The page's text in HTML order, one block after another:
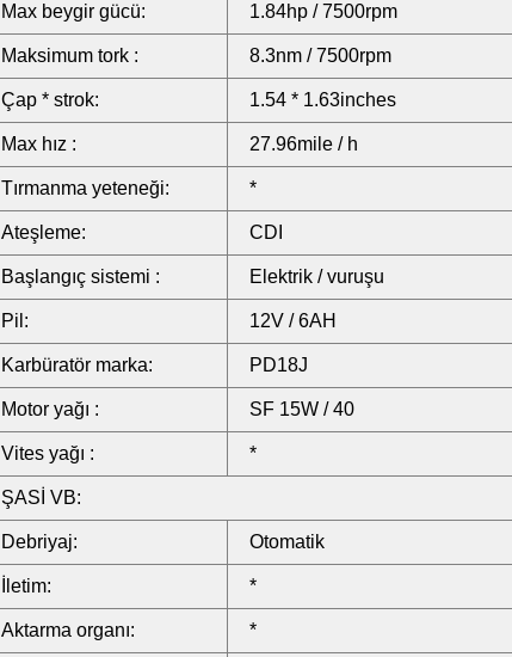
Max beygir gücü: 1.84hp / 7500rpm
Maksimum tork : 8.3nm / 7500rpm
Çap * strok: 1.54 * 1.63inches
Max hız : 27.96mile / h
Tırmanma yeteneği: *
Ateşleme: CDI
Başlangıç ​​sistemi : Elektrik / vuruşu
Pil: 12V / 6AH
Karbüratör marka: PD18J
Motor yağı : SF 15W / 40
Vites yağı : *
ŞASİ VB:
Debriyaj: Otomatik
İletim: *
Aktarma organı: *